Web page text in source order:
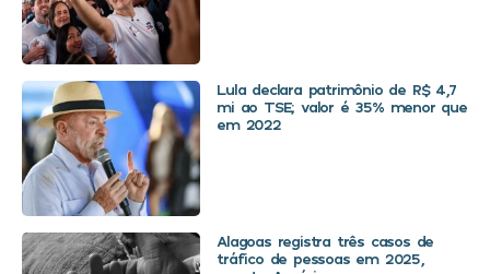
Lula declara patrimônio de R$ 4,7
mi ao TSE; valor é 35% menor que
em 2022
Alagoas registra três casos de
tráfico de pessoas em 2025,